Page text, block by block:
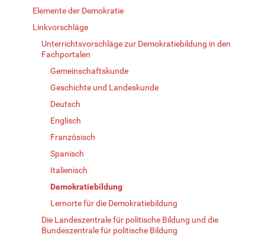
Elemente der Demokratie
Linkvorschläge
Unterrichtsvorschläge zur Demokratiebildung in den
Fachportalen
Gemeinschaftskunde
Geschichte und Landeskunde
Deutsch
Englisch
Französisch
Spanisch
Italienisch
Demokratiebildung
Lernorte für die Demokratiebildung
Die Landeszentrale für politische Bildung und die
Bundeszentrale für politische Bildung